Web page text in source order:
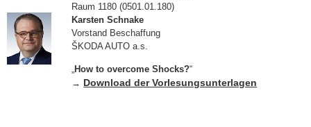
Raum 1180 (0501.01.180)
Karsten Schnake
Vorstand Beschaffung
ŠKODA AUTO a.s.
How to overcome Shocks?“
→ Download der Vorlesungsunterlagen